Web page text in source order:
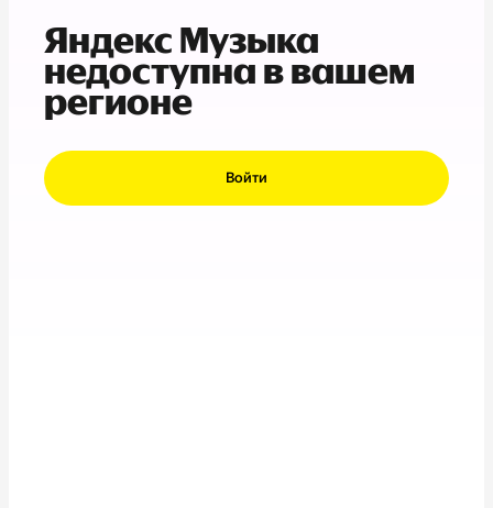
Яндекс Музыка
недоступна в вашем
регионе
Войти